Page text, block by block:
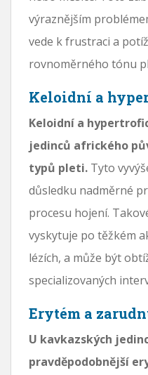
výraznějším
vede k frustraci a
rovnoměrného tónu
Keloidní a
Keloidní a
jedinců afrického
typů pleti. Tyto
důsledku nadměrné
procesu hojení.
vyskytuje po těžkém
lézích, a může být
specializovaných
Erytém a
U kavkazských
pravděpodobnější